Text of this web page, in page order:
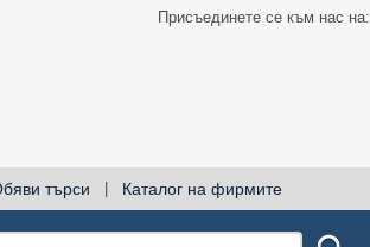
Присъединете се към нас на:
търси Каталог на фирмите